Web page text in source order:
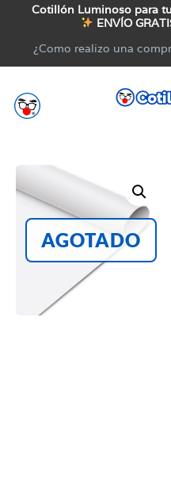
Cotillón Luminoso para
ENVÍO
¿Como realizo una
AGOTADO